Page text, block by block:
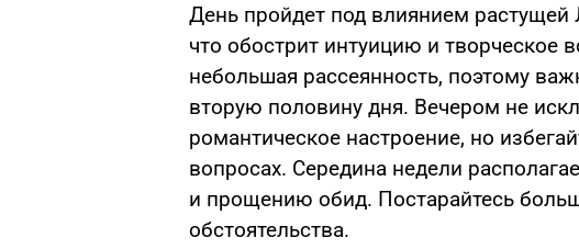
День пройдет под влиянием
что обострит интуицию и
небольшая рассеянность, поэтому
вторую половину дня. Вечером не
романтическое настроение, но
вопросах. Середина недели
и прощению обид. Постарайтесь
обстоятельства.